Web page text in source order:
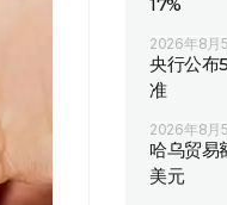
2026年8月
央行公布
准
2026年8月
哈乌贸易
美元